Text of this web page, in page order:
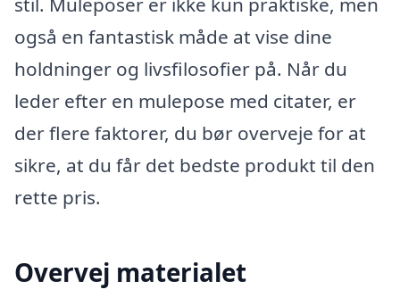
også en fantastisk måde at vise dine
holdninger og livsfilosofier på. Når du
leder efter en mulepose med citater, er
der flere faktorer, du bør overveje for at
sikre, at du får det bedste produkt til den
rette pris.
Overvej materialet